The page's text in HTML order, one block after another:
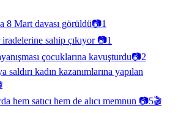
8 Mart davası görüldü📷1
sahip çıkıyor📷1
çocuklarına kavuşturdu📷2
saldırı kadın kazanımlarına yapılan
hem satıcı hem de alıcı memnun 📷5🎬